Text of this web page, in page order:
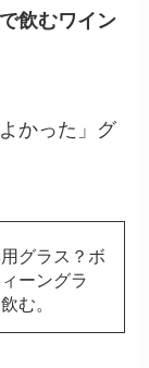
飲むワイン
かった」グ
グラス？ボ
ーングラ
む。